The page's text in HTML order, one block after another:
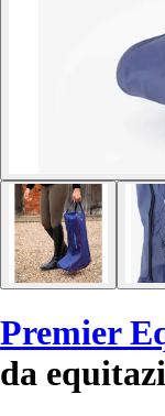
Premier
da